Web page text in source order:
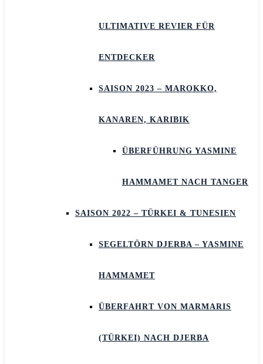
ULTIMATIVE REVIER FÜR
ENTDECKER
SAISON 2023 – MAROKKO,
KANAREN, KARIBIK
ÜBERFÜHRUNG YASMINE
HAMMAMET NACH TANGER
SAISON 2022 – TÜRKEI & TUNESIEN
SEGELTÖRN DJERBA – YASMINE
HAMMAMET
ÜBERFAHRT VON MARMARIS
(TÜRKEI) NACH DJERBA